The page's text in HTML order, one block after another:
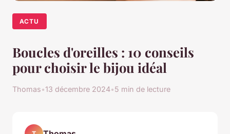
ACTU
Boucles d'oreilles : 10 conseils
pour choisir le bijou idéal
Thomas•13 décembre 2024•5 min de lecture